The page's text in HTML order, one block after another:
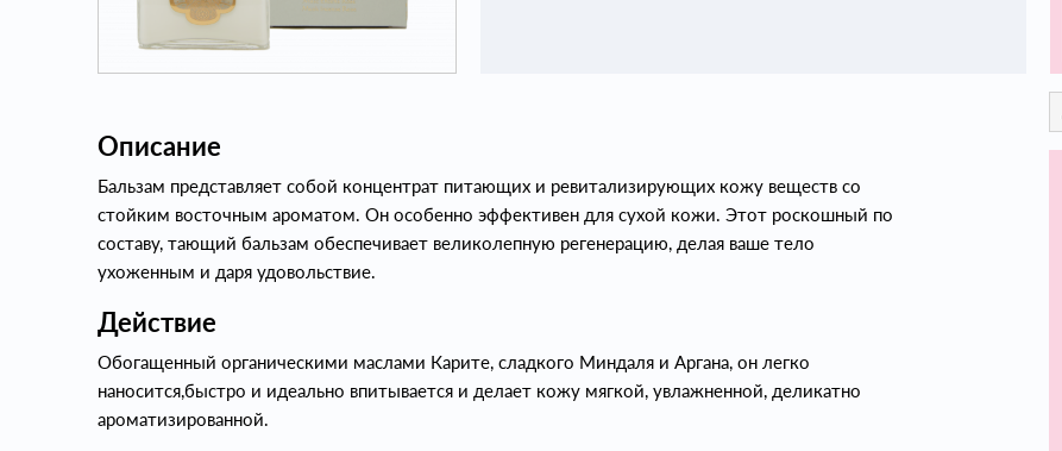
Описание
Бальзам представляет собой концентрат питающих и ревитализирующих кожу веществ со
стойким восточным ароматом. Он особенно эффективен для сухой кожи. Этот роскошный по
составу, тающий бальзам обеспечивает великолепную регенерацию, делая ваше тело
ухоженным и даря удовольствие.
Действие
Обогащенный органическими маслами Карите, сладкого Миндаля и Аргана, он легко
наносится,быстро и идеально впитывается и делает кожу мягкой, увлажненной, деликатно
ароматизированной.